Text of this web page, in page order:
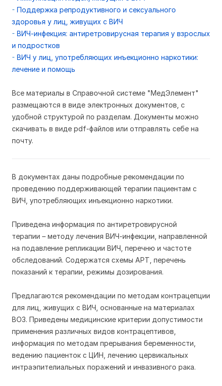
- Поддержка репродуктивного и сексуального
здоровья у лиц, живущих с ВИЧ
- ВИЧ-инфекция: антиретровирусная терапия у взрослых
и подростков
- ВИЧ у лиц, употребляющих инъекционно наркотики:
лечение и помощь
Все материалы в Справочной системе "МедЭлемент"
размещаются в виде электронных документов, с
удобной структурой по разделам. Документы можно
скачивать в виде pdf-файлов или отправлять себе на
почту.
В документах даны подробные рекомендации по
проведению поддерживающей терапии пациентам с
ВИЧ, употребляющих инъекционно наркотики.
Приведена информация по антиретровирусной
терапии – методу лечения ВИЧ-инфекции, направленной
на подавление репликации ВИЧ, перечню и частоте
обследований. Содержатся схемы АРТ, перечень
показаний к терапии, режимы дозирования.
Предлагаются рекомендации по методам контрацепции
для лиц, живущих с ВИЧ, основанные на материалах
ВОЗ. Приведены медицинские критерии допустимости
применения различных видов контрацептивов,
информация по методам прерывания беременности,
ведению пациенток с ЦИН, лечению цервикальных
интраэпителиальных поражений и инвазивного рака.